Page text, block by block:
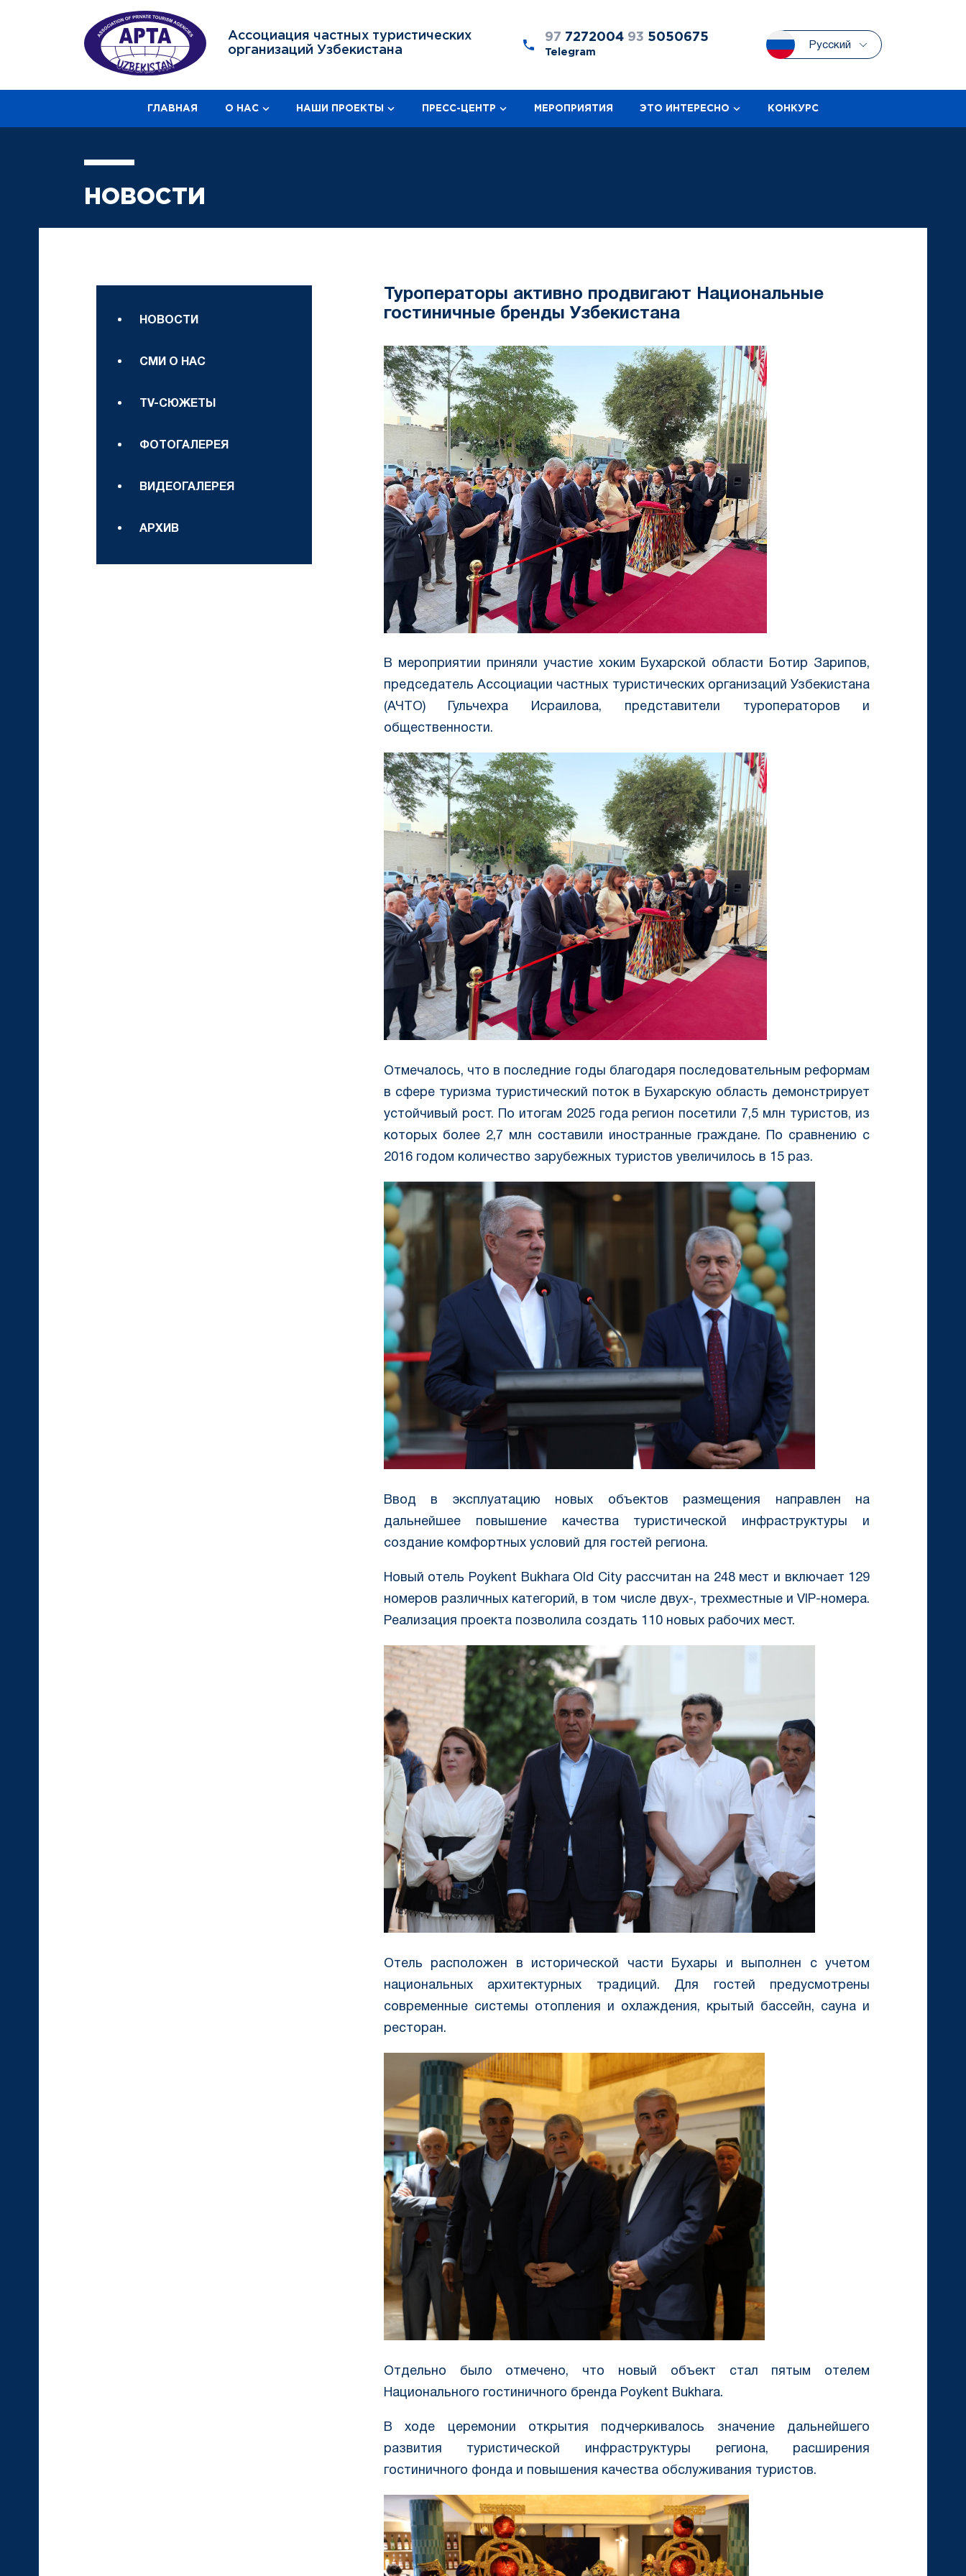
Ассоциация частных туристических
организаций Узбекистана
97 7272004 93 5050675
Telegram
Русский
ГЛАВНАЯ О НАС НАШИ ПРОЕКТЫ ПРЕСС-ЦЕНТР МЕРОПРИЯТИЯ ЭТО ИНТЕРЕСНО КОНКУРС
НОВОСТИ
НОВОСТИ
СМИ О НАС
TV-СЮЖЕТЫ
ФОТОГАЛЕРЕЯ
ВИДЕОГАЛЕРЕЯ
АРХИВ
Туроператоры активно продвигают Национальные
гостиничные бренды Узбекистана
В мероприятии приняли участие хоким Бухарской области Ботир Зарипов,
председатель Ассоциации частных туристических организаций Узбекистана
(АЧТО) Гульчехра Исраилова, представители туроператоров и
общественности.
Отмечалось, что в последние годы благодаря последовательным реформам
в сфере туризма туристический поток в Бухарскую область демонстрирует
устойчивый рост. По итогам 2025 года регион посетили 7,5 млн туристов, из
которых более 2,7 млн составили иностранные граждане. По сравнению с
2016 годом количество зарубежных туристов увеличилось в 15 раз.
Ввод в эксплуатацию новых объектов размещения направлен на
дальнейшее повышение качества туристической инфраструктуры и
создание комфортных условий для гостей региона.
Новый отель Poykent Bukhara Old City рассчитан на 248 мест и включает 129
номеров различных категорий, в том числе двух-, трехместные и VIP-номера.
Реализация проекта позволила создать 110 новых рабочих мест.
Отель расположен в исторической части Бухары и выполнен с учетом
национальных архитектурных традиций. Для гостей предусмотрены
современные системы отопления и охлаждения, крытый бассейн, сауна и
ресторан.
Отдельно было отмечено, что новый объект стал пятым отелем
Национального гостиничного бренда Poykent Bukhara.
В ходе церемонии открытия подчеркивалось значение дальнейшего
развития туристической инфраструктуры региона, расширения
гостиничного фонда и повышения качества обслуживания туристов.